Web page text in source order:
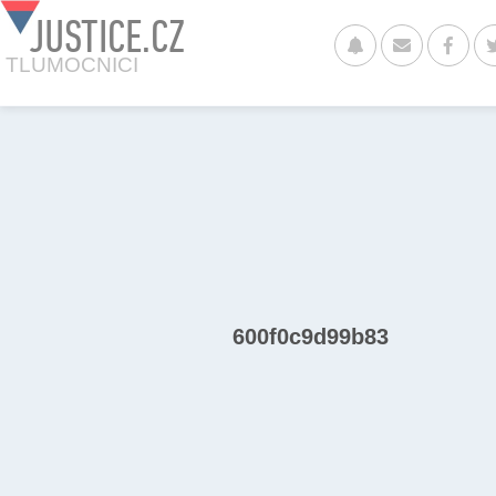
JUSTICE.CZ
TLUMOCNICI
600f0c9d99b83